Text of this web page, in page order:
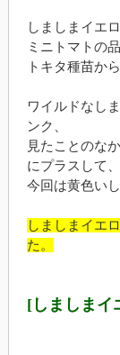
しましまイエ
ミニトマトの
トキタ種苗か
ワイルドなし
ンク、
見たことのな
にプラスして、
今回は黄色い
しましまイエ
た。
[しましまイ